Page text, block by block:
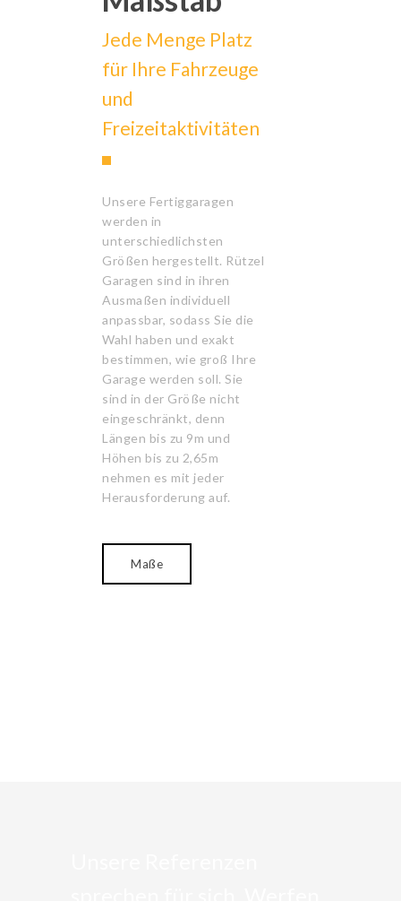
Jede Menge Platz
für Ihre Fahrzeuge
und
Freizeitaktivitäten
Unsere Fertiggaragen
werden in
unterschiedlichsten
Größen hergestellt. Rützel
Garagen sind in ihren
Ausmaßen individuell
anpassbar, sodass Sie die
Wahl haben und exakt
bestimmen, wie groß Ihre
Garage werden soll. Sie
sind in der Größe nicht
eingeschränkt, denn
Längen bis zu 9m und
Höhen bis zu 2,65m
nehmen es mit jeder
Herausforderung auf.
Maße